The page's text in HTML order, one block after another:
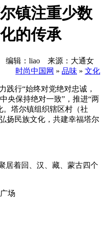
镇注重少数
的传承
编辑：liao 来源：大通女
时尚中国网 » 品味 » 文化
践行“始终对党绝对忠诚，
央保持绝对一致”，推进“两
。塔尔镇组织辖区村（社
扬民族文化，共建幸福塔尔
居着回、汉、藏、蒙古四个
场